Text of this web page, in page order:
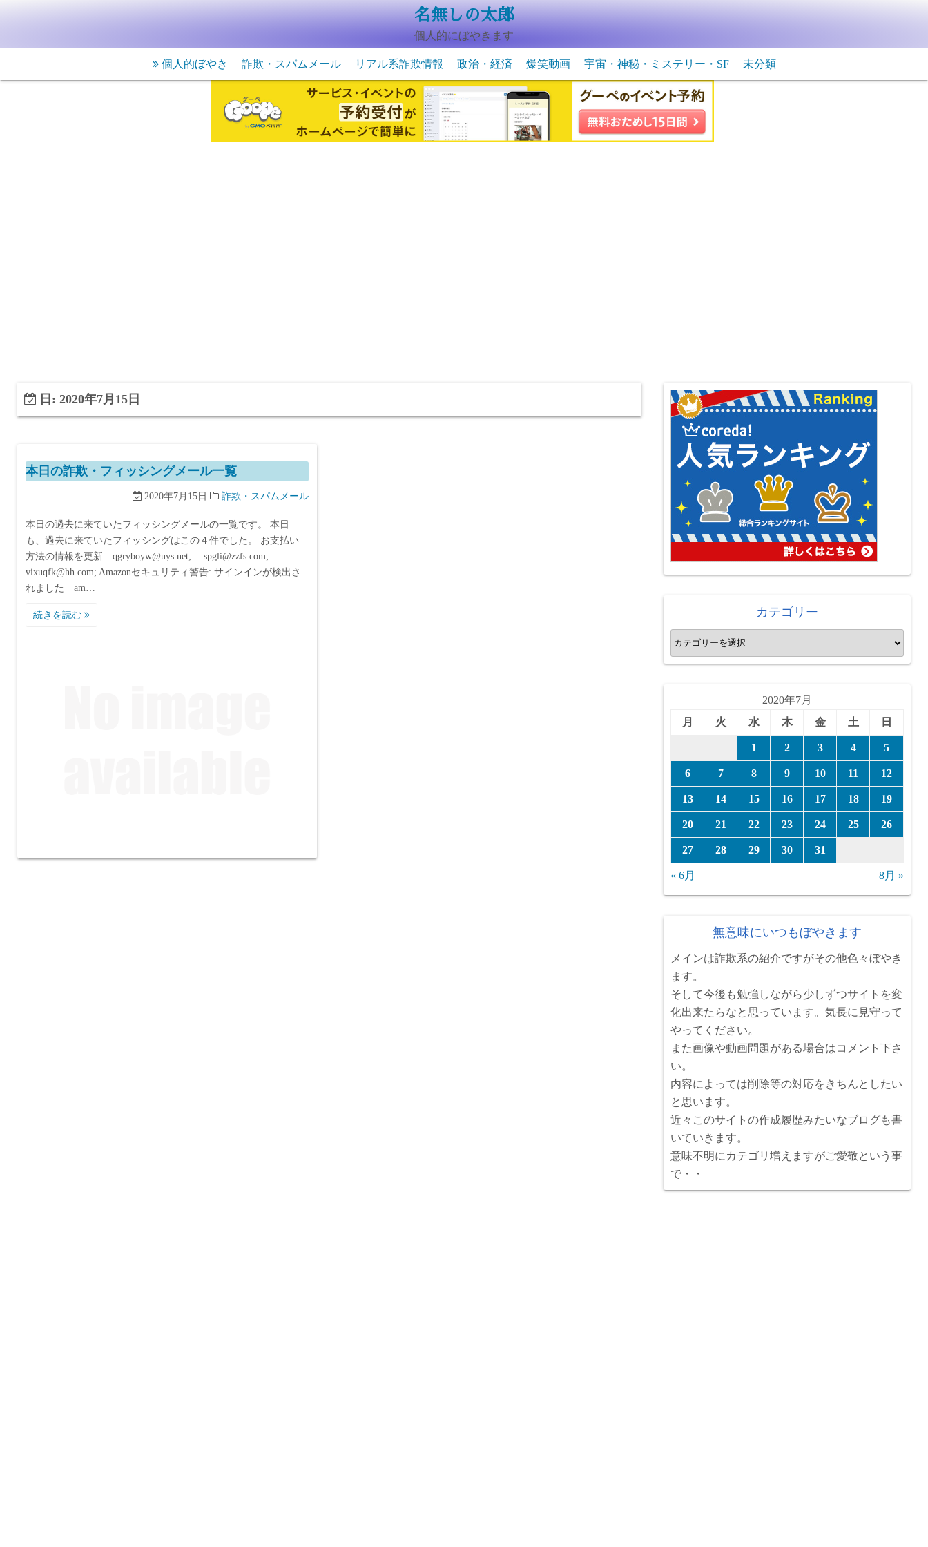
名無しの太郎
個人的にぼやきます
個人的ぼやき 詐欺・スパムメール リアル系詐欺情報 政治・経済 爆笑動画
動物系の爆笑動画
宇宙・神秘・ミステリー・SF
未確認生物・飛行物体
宇宙・ＳＦ
未分類
日: 2020年7月15日
本日の詐欺・フィッシングメール一覧
2020年7月15日 詐欺・スパムメール
本日の過去に来ていたフィッシングメールの一覧です。 本日
も、過去に来ていたフィッシングはこの４件でした。 お支払い
方法の情報を更新 qgryboyw@uys.net; spgli@zzfs.com;
vixuqfk@hh.com; Amazonセキュリティ警告: サインインが検出さ
れました am…
続きを読む カテゴリー
カ
テ
2020年7月
月
火 水 木 金 土 日
1 2 3 4 5
6 7 8 9 10 11 12
13 14 15 16 17 18 19
20 21 22 23 24 25 26
27 28 29 30 31
« 6月 8月 »
無意味にいつもぼやきます
メインは詐欺系の紹介ですがその他色々ぼやき
ます。
そして今後も勉強しながら少しずつサイトを変
化出来たらなと思っています。気長に見守って
やってください。
また画像や動画問題がある場合はコメント下さ
い。
内容によっては削除等の対応をきちんとしたい
と思います。
近々このサイトの作成履歴みたいなブログも書
いていきます。
意味不明にカテゴリ増えますがご愛敬という事
で・・